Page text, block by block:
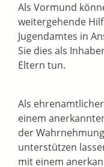
Als Vormund
weitergehende
Jugendamtes in
Sie dies als
Eltern tun.
Als
einem
der
unterstützen
mit einem